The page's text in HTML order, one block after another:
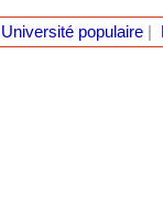
populaire|